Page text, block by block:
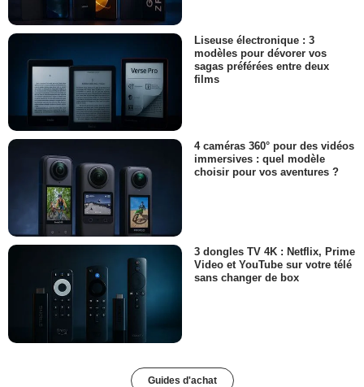
Liseuse électronique : 3
modèles pour dévorer vos
sagas préférées entre deux
films
4 caméras 360° pour des vidéos
immersives : quel modèle
choisir pour vos aventures ?
3 dongles TV 4K : Netflix, Prime
Video et YouTube sur votre télé
sans changer de box
Guides d'achat